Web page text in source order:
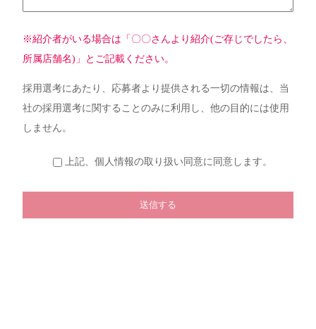
※紹介者がいる場合は「〇〇さんより紹介(ご存じでしたら、
所属店舗名)」とご記載ください。
採用選考にあたり、応募者より提供される一切の情報は、当
社の採用選考に関することのみに利用し、他の目的には使用
しません。
上記、個人情報の取り扱い同意に同意します。